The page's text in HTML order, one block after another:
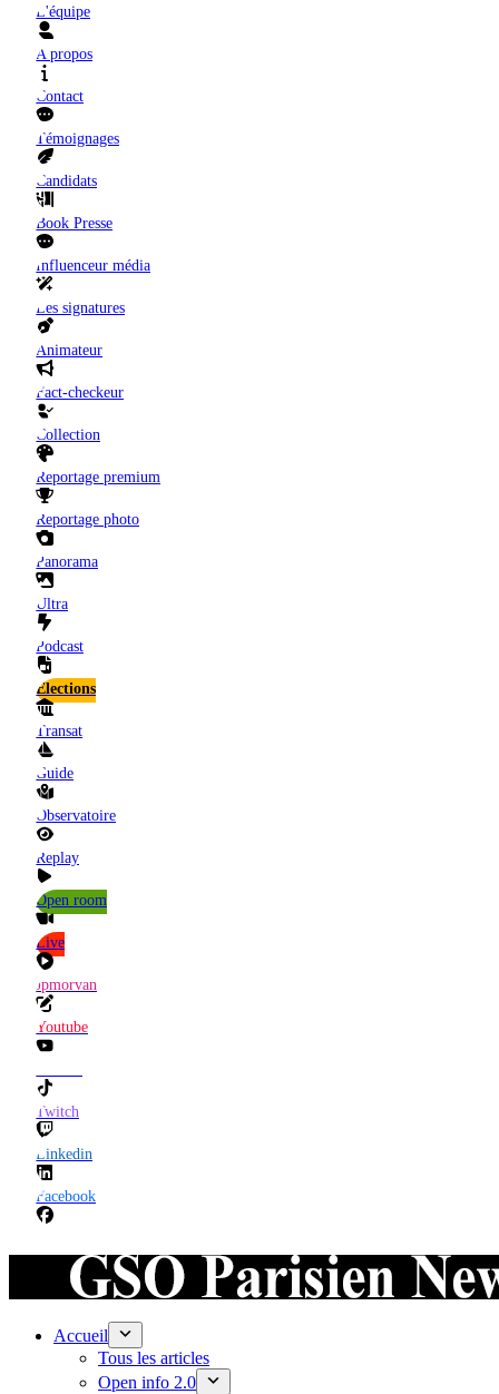
L'équipe
A propos
Contact
Témoignages
Candidats
Book Presse
Influenceur média
Les signatures
Animateur
Fact-checkeur
Collection
Reportage premium
Reportage photo
Panorama
Ultra
Podcast
Elections
Transat
Guide
Observatoire
Replay
Open room
Live
Jpmorvan
Youtube
Twitch
Linkedin
Facebook
Accueil
Tous les articles
Open info 2.0